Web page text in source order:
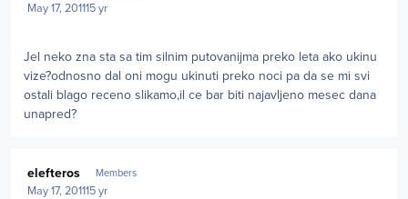
May 17, 201115 yr
Jel neko zna sta sa tim silnim putovanijma preko leta ako ukinu
vize?odnosno dal oni mogu ukinuti preko noci pa da se mi svi
ostali blago receno slikamo,il ce bar biti najavljeno mesec dana
unapred?
elefteros Members
May 17, 201115 yr